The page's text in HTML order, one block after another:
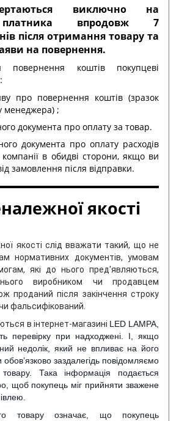
виключно на
платника впродовж 7
після отримання товару та
на повернення.
повернення коштів покупцеві
про повернення коштів (зразок
менеджера) ;
документа про оплату за товар.
документа про оплату расходів
компанії в обидві сторони, якщо ви
замовлення після відправки.
якості
якості слід вважати такий, що не
нормативних документів, умовам
які до нього пред'являються,
виробником чи продавцем
проданий після закінчення строку
фальсифікований.
в інтернет-магазині LED LAMPA,
перевірку при надходжені. І, якщо
недолік, який не впливає на його
обов’язково заздалегідь повідомляємо
Така інформація подається
щоб покупець міг прийняти зважене
товару означає, що покупець